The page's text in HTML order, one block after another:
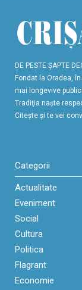
DE PESTE ŞAPTE
Fondat la Oradea,
mai longevive
Tradiţia naşte
Citeşte şi te vei
Categorii
Actualitate
Eveniment
Social
Cultura
Politica
Flagrant
Economie